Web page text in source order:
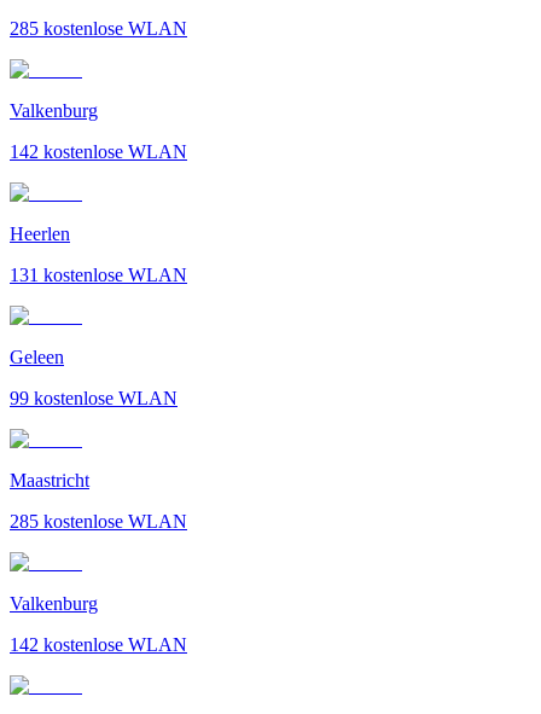
285 kostenlose WLAN
Valkenburg
142 kostenlose WLAN
Heerlen
131 kostenlose WLAN
Geleen
99 kostenlose WLAN
Maastricht
285 kostenlose WLAN
Valkenburg
142 kostenlose WLAN